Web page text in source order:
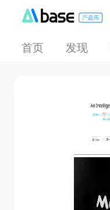
首页 发现